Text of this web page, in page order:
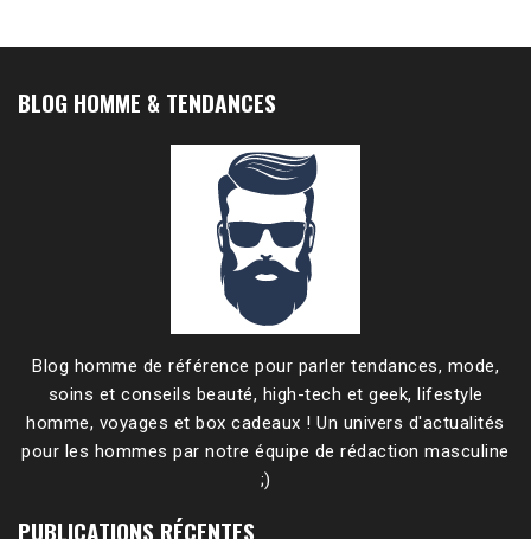
BLOG HOMME & TENDANCES
Blog homme de référence pour parler tendances, mode,
soins et conseils beauté, high-tech et geek, lifestyle
homme, voyages et box cadeaux ! Un univers d'actualités
pour les hommes par notre équipe de rédaction masculine
;)
PUBLICATIONS RÉCENTES